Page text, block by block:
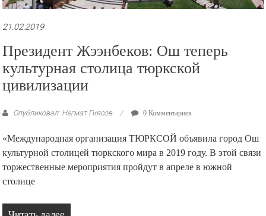
21.02.2019
Президент Жээнбеков: Ош теперь
культурная столица тюркской
цивилизации
Опубликовал: Негмат Гиясов 0 Комментариев
«Международная организация ТЮРКСОЙ объявила город Ош
культурной столицей тюркского мира в 2019 году. В этой связи
торжественные мероприятия пройдут в апреле в южной
столице